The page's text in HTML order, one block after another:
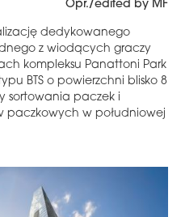
Opr./edited by MF
dedykowanego
z wiodących graczy
kompleksu Panattoni Park
BTS o powierzchni blisko 8
sortowania paczek i
paczkowych w południowej